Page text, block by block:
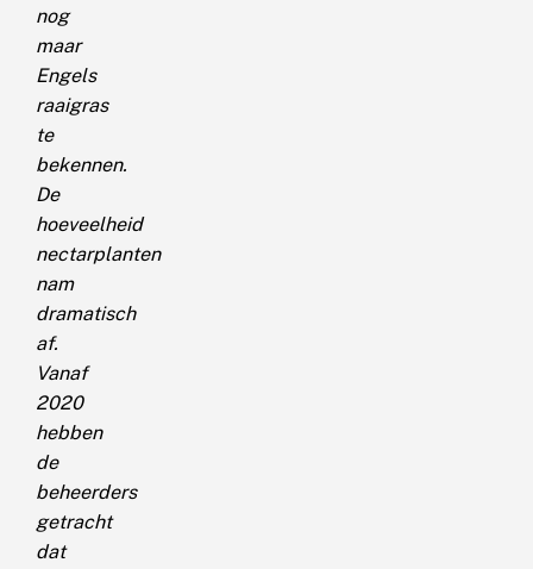
nog
maar
Engels
raaigras
te
bekennen.
De
hoeveelheid
nectarplanten
nam
dramatisch
af.
Vanaf
2020
hebben
de
beheerders
getracht
dat